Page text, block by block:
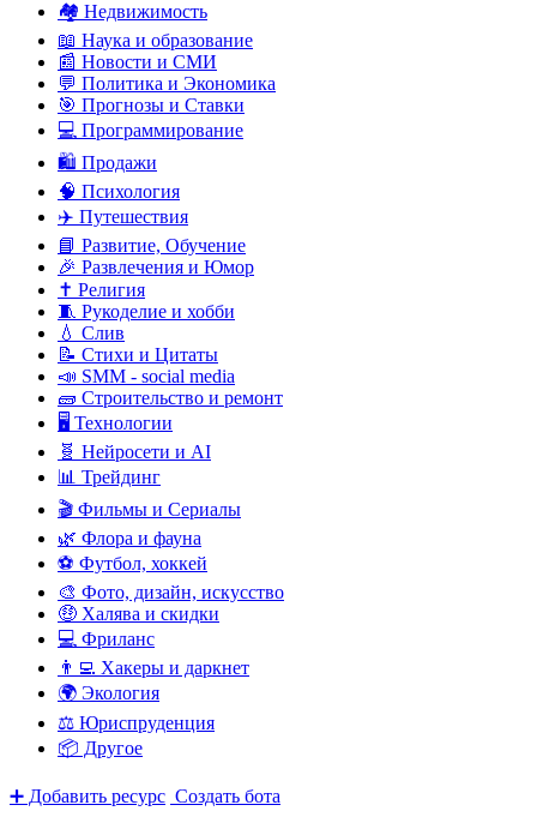
🏘️ Недвижимость
📖 Наука и образование
📰 Новости и СМИ
💬 Политика и Экономика
🎯 Прогнозы и Ставки
💻 Программирование
🛍️ Продажи
🧠 Психология
✈️ Путешествия
📘 Развитие, Обучение
🎉 Развлечения и Юмор
✝️ Религия
🧵 Рукоделие и хобби
💧 Слив
📝 Стихи и Цитаты
📣 SMM - social media
🧱 Строительство и ремонт
🖥️ Технологии
🧬 Нейросети и AI
📊 Трейдинг
🎬 Фильмы и Сериалы
🌿 Флора и фауна
⚽ Футбол, хоккей
🎨 Фото, дизайн, искусство
🤑 Халява и скидки
💻 Фриланс
👨‍💻 Хакеры и даркнет
🌍 Экология
⚖️ Юриспруденция
📦 Другое
➕ Добавить ресурс Создать бота